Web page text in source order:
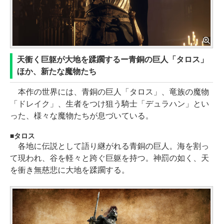
天衝く巨躯が大地を蹂躙するー青銅の巨人「タロス」
ほか、新たな魔物たち
本作の世界には、青銅の巨人「タロス」、竜族の魔物
「ドレイク」、生者をつけ狙う騎士「デュラハン」とい
った、様々な魔物たちが息づいている。
タロス
各地に伝説として語り継がれる青銅の巨人。海を割っ
て現われ、谷を軽々と跨ぐ巨躯を持つ。神罰の如く、天
を衝き無慈悲に大地を蹂躙する。